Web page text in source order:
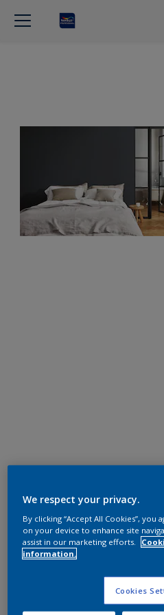
We respect your privacy.
By clicking “Accept All Cookies”,
on your device to enhance site
assist in our marketing efforts.
information.
Cookies